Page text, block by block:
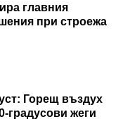
главния
при строежа
Горещ въздух
градусови жеги